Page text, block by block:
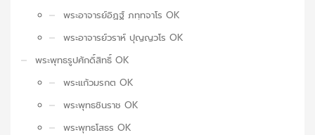
พระอาจารย์อิฏฐ์ ภทฺทจาโร OK
พระอาจารย์วราห์ ปุญญวโร OK
พระพุทธรูปศักดิ์สิทธิ์ OK
พระแก้วมรกต OK
พระพุทธชินราช OK
พระพุทธโสธร OK